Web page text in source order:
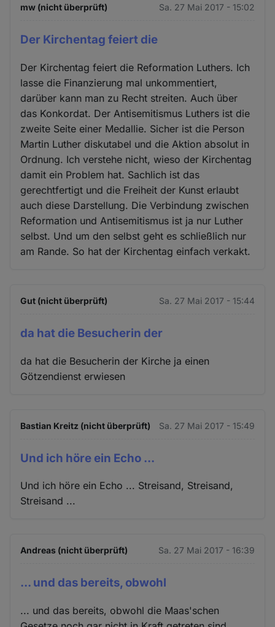
mw (nicht überprüft) Sa. 27 Mai 2017 - 15:02
Der Kirchentag feiert die
Der Kirchentag feiert die Reformation Luthers. Ich
lasse die Finanzierung mal unkommentiert,
darüber kann man zu Recht streiten. Auch über
das Konkordat. Der Antisemitismus Luthers ist die
zweite Seite einer Medallie. Sicher ist die Person
Martin Luther diskutabel und die Aktion absolut in
Ordnung. Ich verstehe nicht, wieso der Kirchentag
damit ein Problem hat. Sachlich ist das
gerechtfertigt und die Freiheit der Kunst erlaubt
auch diese Darstellung. Die Verbindung zwischen
Reformation und Antisemitismus ist ja nur Luther
selbst. Und um den selbst geht es schließlich nur
am Rande. So hat der Kirchentag einfach verkakt.
Gut (nicht überprüft) Sa. 27 Mai 2017 - 15:44
da hat die Besucherin der
da hat die Besucherin der Kirche ja einen
Götzendienst erwiesen
Bastian Kreitz (nicht überprüft) Sa. 27 Mai 2017 - 15:49
Und ich höre ein Echo ...
Und ich höre ein Echo ... Streisand, Streisand,
Streisand ...
Andreas (nicht überprüft) Sa. 27 Mai 2017 - 16:39
... und das bereits, obwohl
... und das bereits, obwohl die Maas'schen